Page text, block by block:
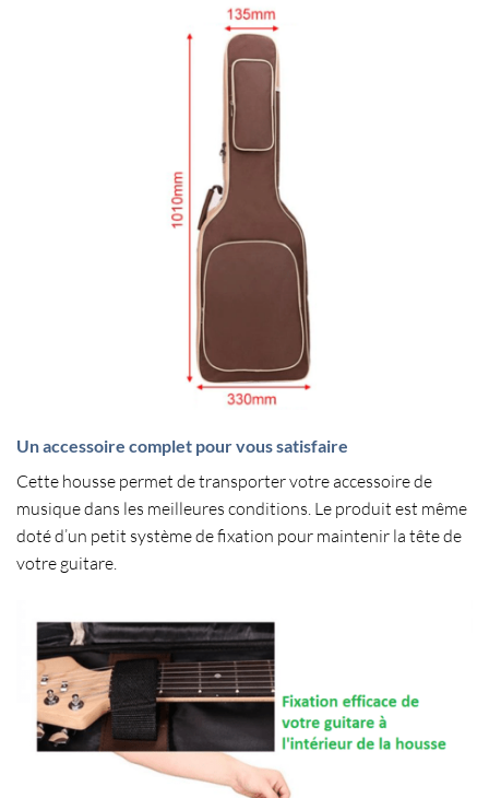
Un accessoire complet pour vous satisfaire
Cette housse permet detransporter votre accessoire de
musiquedans les meilleures conditions. Le produit est même
doté d’un petit système de fixation pour maintenir la tête de
votre guitare.